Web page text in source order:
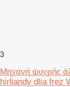
3
Μηχανή ψυχρής
hirliandy dlia frez